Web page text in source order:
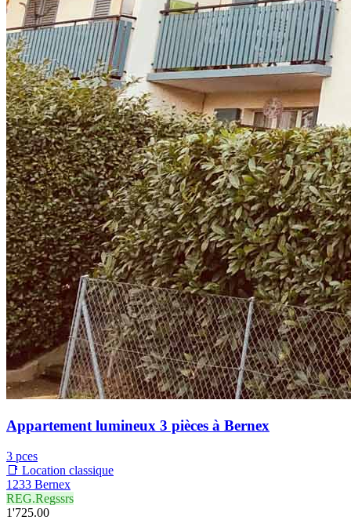
Appartement lumineux 3 pièces à Bernex
3 pces
📑 Location classique
1233 Bernex
REG.Regssrs
1'725.00